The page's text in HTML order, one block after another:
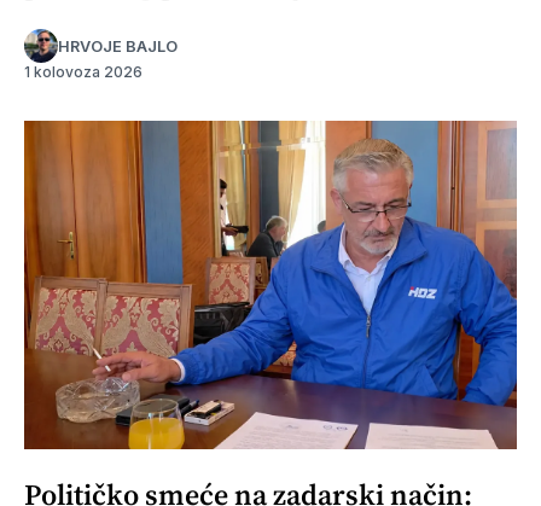
HRVOJE BAJLO
1 kolovoza 2026
Političko smeće na zadarski način: